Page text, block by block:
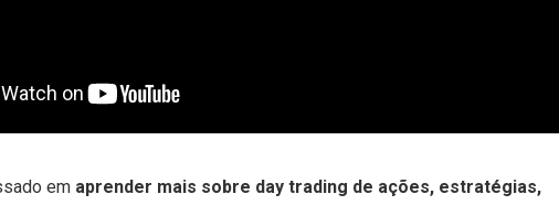
em aprender mais sobre day trading de ações, estratégias,